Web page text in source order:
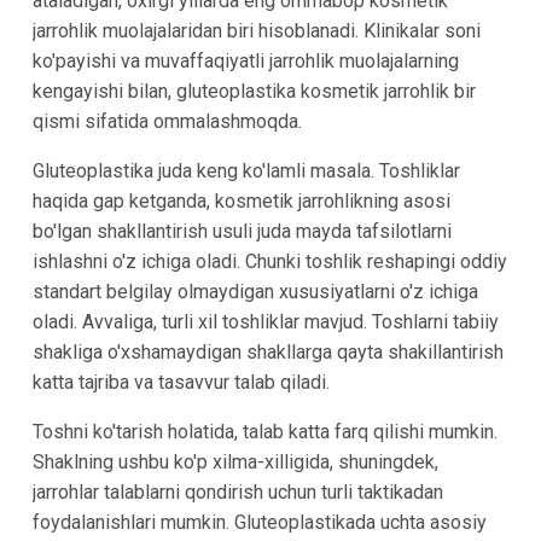
jarrohlik muolajalaridan biri hisoblanadi. Klinikalar soni
ko'payishi va muvaffaqiyatli jarrohlik muolajalarning
kengayishi bilan, gluteoplastika kosmetik jarrohlik bir
qismi sifatida ommalashmoqda.
Gluteoplastika juda keng ko'lamli masala. Toshliklar
haqida gap ketganda, kosmetik jarrohlikning asosi
bo'lgan shakllantirish usuli juda mayda tafsilotlarni
ishlashni o'z ichiga oladi. Chunki toshlik reshapingi oddiy
standart belgilay olmaydigan xususiyatlarni o'z ichiga
oladi. Avvaliga, turli xil toshliklar mavjud. Toshlarni tabiiy
shakliga o'xshamaydigan shakllarga qayta shakillantirish
katta tajriba va tasavvur talab qiladi.
Toshni ko'tarish holatida, talab katta farq qilishi mumkin.
Shaklning ushbu ko'p xilma-xilligida, shuningdek,
jarrohlar talablarni qondirish uchun turli taktikadan
foydalanishlari mumkin. Gluteoplastikada uchta asosiy